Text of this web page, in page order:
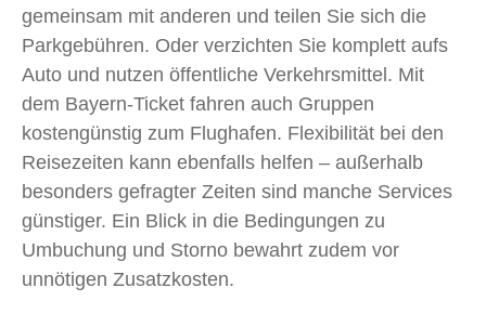
gemeinsam mit anderen und teilen Sie sich die
Parkgebühren. Oder verzichten Sie komplett aufs
Auto und nutzen öffentliche Verkehrsmittel. Mit
dem Bayern-Ticket fahren auch Gruppen
kostengünstig zum Flughafen. Flexibilität bei den
Reisezeiten kann ebenfalls helfen – außerhalb
besonders gefragter Zeiten sind manche Services
günstiger. Ein Blick in die Bedingungen zu
Umbuchung und Storno bewahrt zudem vor
unnötigen Zusatzkosten.